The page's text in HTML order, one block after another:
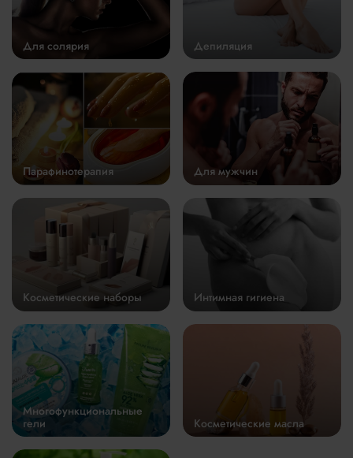
Для солярия Депиляция
Парафинотерапия Для мужчин
Косметические наборы Интимная гигиена
Многофункциональные
гели
Косметические масла